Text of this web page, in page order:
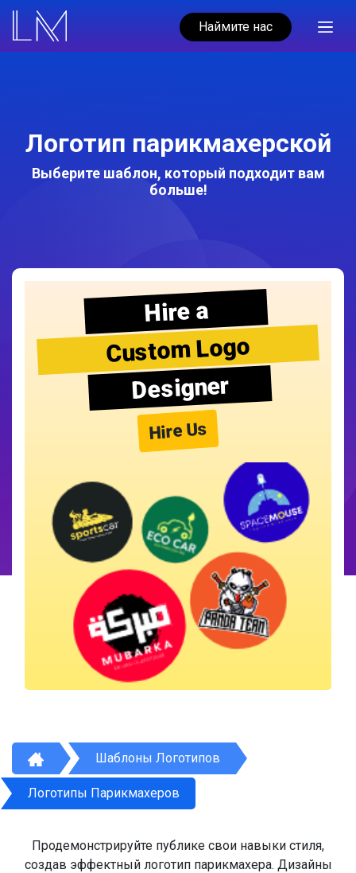
Наймите нас
Логотип парикмахерской
Выберите шаблон, который подходит вам
больше!
Hire a
Custom Logo
Designer
Hire Us
Шаблоны Логотипов
Логотипы Парикмахеров
Продемонстрируйте публике свои навыки стиля,
создав эффектный логотип парикмахера. Дизайны